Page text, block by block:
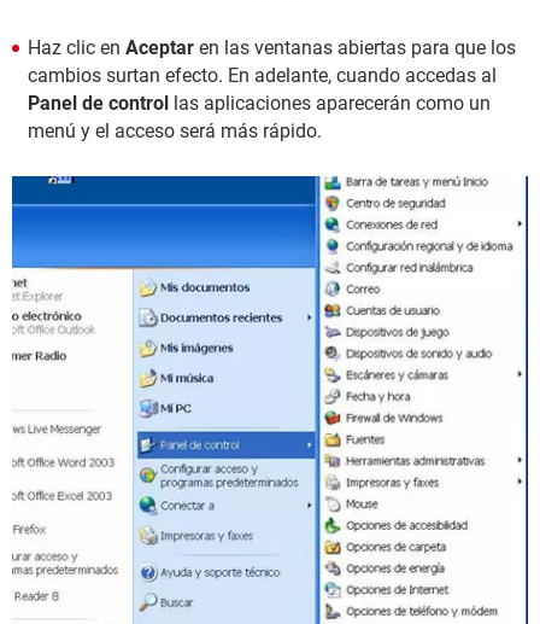
Haz clic en Aceptar en las ventanas abiertas para que los
cambios surtan efecto. En adelante, cuando accedas al
Panel de control las aplicaciones aparecerán como un
menú y el acceso será más rápido.